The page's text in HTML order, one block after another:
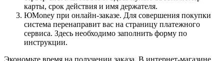
карты, срок действия и имя держателя.
ЮMoney при онлайн-заказе. Для совершения покупки
система перенаправит вас на страницу платежного
сервиса. Здесь необходимо заполнить форму по
инструкции.
Экономьте время на получении заказа. В интернет-магазине